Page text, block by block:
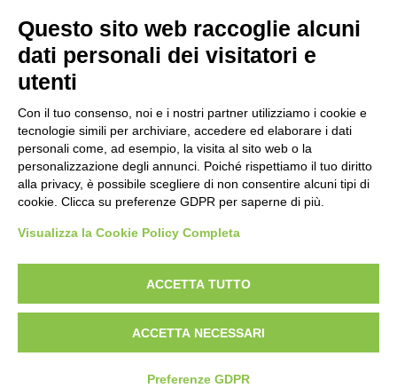
scienza
universolocale
viedellaseta
Designed With Love by:Digital Forge Verona
Contatti Condizioni di vendita
Informativa Privacy e Cookies
Questo sito web raccoglie alcuni
dati personali dei visitatori e
utenti
Con il tuo consenso, noi e i nostri partner utilizziamo i cookie e
tecnologie simili per archiviare, accedere ed elaborare i dati
personali come, ad esempio, la visita al sito web o la
personalizzazione degli annunci. Poiché rispettiamo il tuo diritto
alla privacy, è possibile scegliere di non consentire alcuni tipi di
cookie. Clicca su preferenze GDPR per saperne di più.
Visualizza la Cookie Policy Completa
ACCETTA TUTTO
ACCETTA NECESSARI
Preferenze GDPR